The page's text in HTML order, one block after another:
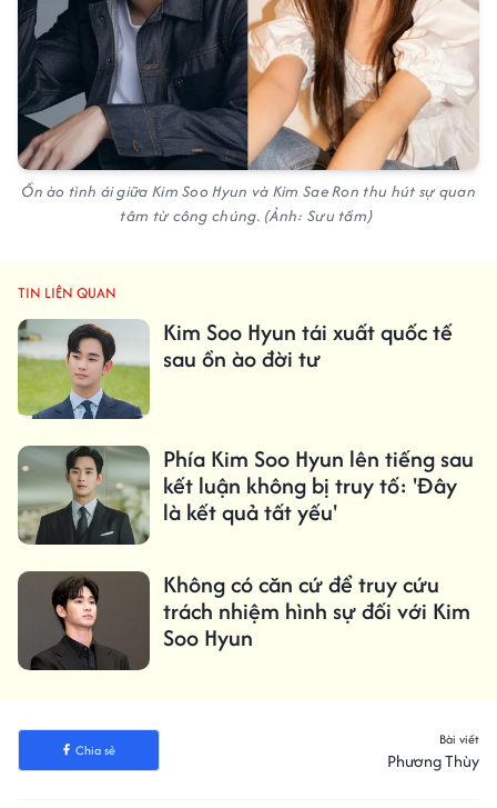
Ồn ào tình ái giữa Kim Soo Hyun và Kim Sae Ron thu hút sự quan
tâm từ công chúng. (Ảnh: Sưu tầm)
TIN LIÊN QUAN
Kim Soo Hyun tái xuất quốc tế
sau ồn ào đời tư
Phía Kim Soo Hyun lên tiếng sau
kết luận không bị truy tố: 'Đây
là kết quả tất yếu'
Không có căn cứ để truy cứu
trách nhiệm hình sự đối với Kim
Soo Hyun
Chia sẻ
Bài viết
Phương Thùy